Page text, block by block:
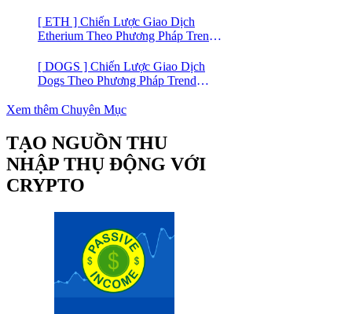
[ ETH ] Chiến Lược Giao Dịch
Etherium Theo Phương Pháp Trend
[ DOGS ] Chiến Lược Giao Dịch
Dogs Theo Phương Pháp Trend
Yết trên Binance
Xem thêm Chuyên Mục
TẠO NGUỒN THU
NHẬP THỤ ĐỘNG VỚI
CRYPTO